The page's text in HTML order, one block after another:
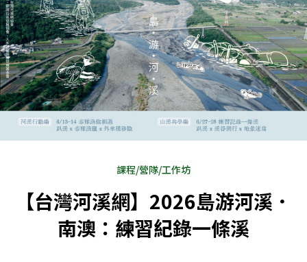
課程/營隊/工作坊
【台灣河溪網】2026島游河溪．
南澳：練習紀錄一條溪